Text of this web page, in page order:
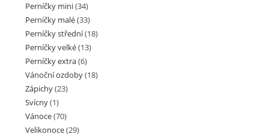
Perníčky mini(34)
Perníčky malé(33)
Perníčky střední(18)
Perníčky velké(13)
Perníčky extra(6)
Vánoční ozdoby(18)
Zápichy(23)
Svícny(1)
Vánoce(70)
Velikonoce(29)